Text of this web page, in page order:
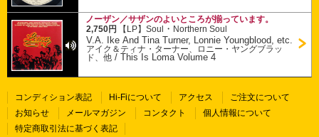
ノーザン／サザンのよいところが揃っています。
2,750円
【LP】Soul ・ Northern Soul
V.A. Ike And Tina Turner, Lonnie Youngblood, etc.
アイク＆ティナ・ターナー、ロニー・ヤングブラッ
ド、他 /This Is Loma Volume 4
コンディション表記 Hi-Fiについて アクセス
ご注文について
お知らせ
メールマガジン コンタクト
個人情報について
特定商取引法に基づく表記